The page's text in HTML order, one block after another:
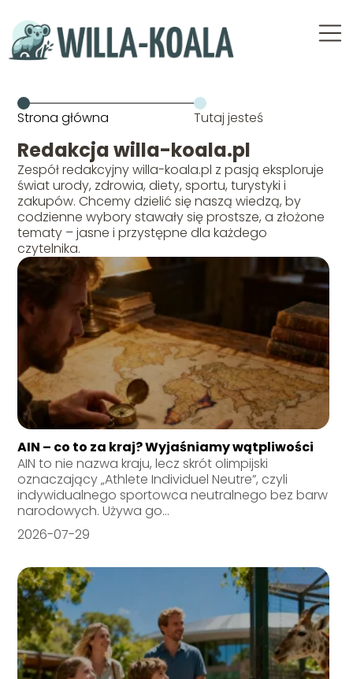
Strona główna Tutaj jesteś
Redakcja willa-koala.pl
Zespół redakcyjny willa-koala.pl z pasją eksploruje
świat urody, zdrowia, diety, sportu, turystyki i
zakupów. Chcemy dzielić się naszą wiedzą, by
codzienne wybory stawały się prostsze, a złożone
tematy – jasne i przystępne dla każdego
czytelnika.
AIN – co to za kraj? Wyjaśniamy wątpliwości
AIN to nie nazwa kraju, lecz skrót olimpijski
oznaczający „Athlete Individuel Neutre”, czyli
indywidualnego sportowca neutralnego bez barw
narodowych. Używa go...
2026-07-29